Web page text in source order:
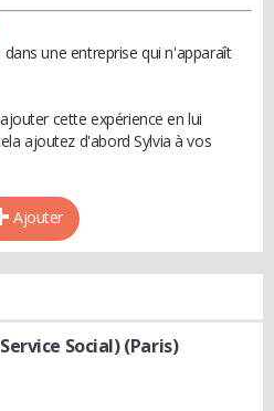
une entreprise qui n'apparaît
cette expérience en lui
ajoutez d'abord Sylvia à vos
Ajouter
Social) (Paris)